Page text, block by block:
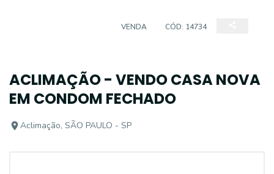
VENDA CÓD: 14734
ACLIMAÇÃO - VENDO CASA NOVA
EM CONDOM FECHADO
Aclimação, SÃO PAULO - SP